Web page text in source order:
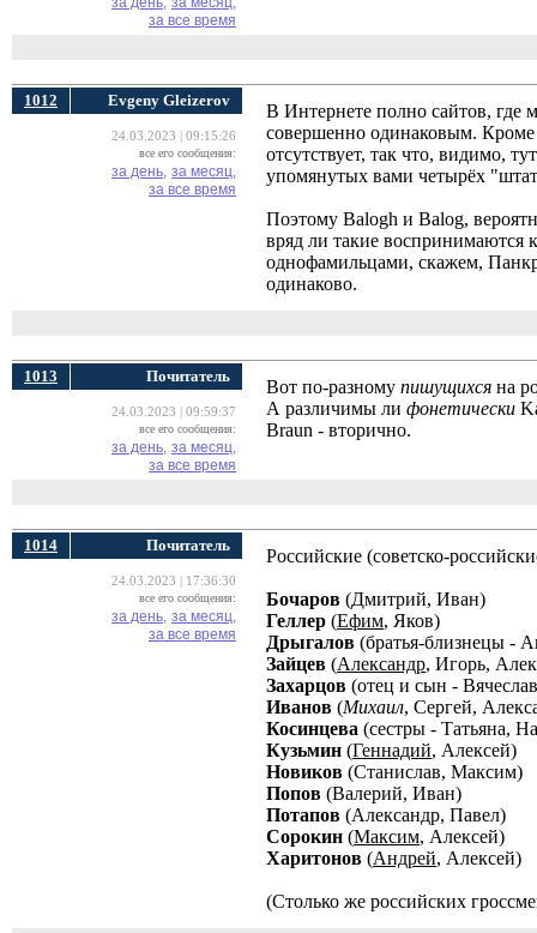
за все время
1012 Evgeny Gleizerov
24.03.2023 | 09:15:26
все его сообщения:
за день, за месяц,
за все время
В Интернете полно сайтов,
совершенно одинаковым. Кроме
отсутствует, так что, видимо,
упомянутых вами четырёх
Поэтому Balogh и Balog,
вряд ли такие
однофамильцами, скажем,
одинаково.
1013 Почитатель
24.03.2023 | 09:59:37
все его сообщения:
за день, за месяц,
за все время
Вот по-разному пишущихся на
А различимы ли фонетически
Braun - вторично.
1014 Почитатель
24.03.2023 | 17:36:30
все его сообщения:
за день, за месяц,
за все время
Российские (советско-
Бочаров (Дмитрий, Иван)
Геллер (Ефим, Яков)
Дрыгалов (братья-близнецы -
Зайцев (Александр, Игорь,
Захарцов (отец и сын -
Иванов (Михаил, Сергей,
Косинцева (сестры - Татьяна,
Кузьмин (Геннадий, Алексей)
Новиков (Станислав, Максим)
Попов (Валерий, Иван)
Потапов (Александр, Павел)
Сорокин (Максим, Алексей)
Харитонов (Андрей, Алексей)
(Столько же российских